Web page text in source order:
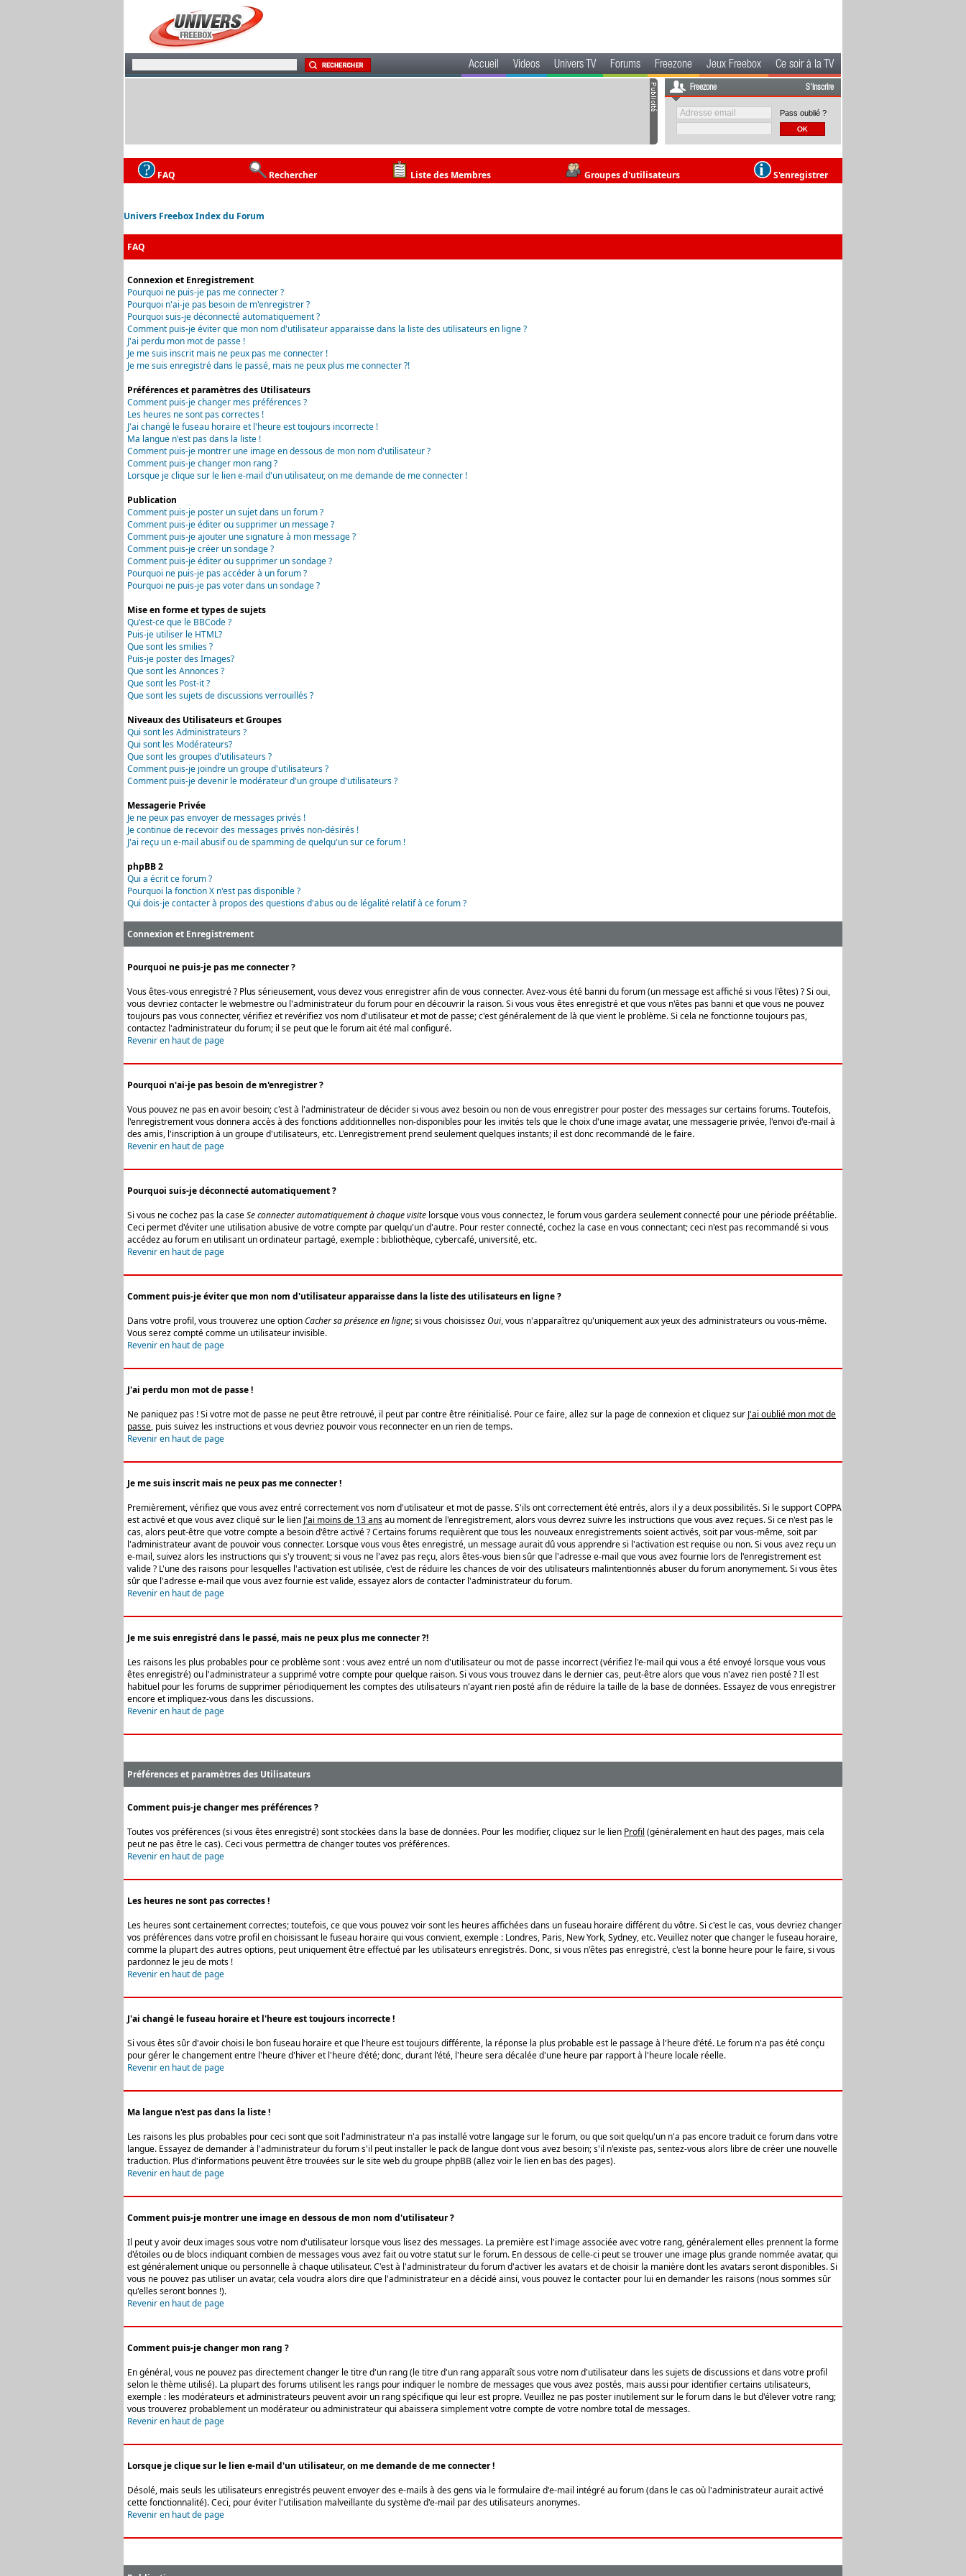
Accueil Videos Univers TV Forums Freezone Jeux Freebox Ce soir à la TV
Freezone S'inscrire
Pass oublié ?
FAQ Rechercher Liste des Membres Groupes d'utilisateurs S'enregistrer
Univers Freebox Index du Forum
FAQ
Connexion et Enregistrement
Pourquoi ne puis-je pas me connecter ?
Pourquoi n'ai-je pas besoin de m'enregistrer ?
Pourquoi suis-je déconnecté automatiquement ?
Comment puis-je éviter que mon nom d'utilisateur apparaisse dans la liste des utilisateurs en ligne ?
J'ai perdu mon mot de passe !
Je me suis inscrit mais ne peux pas me connecter !
Je me suis enregistré dans le passé, mais ne peux plus me connecter ?!
Préférences et paramètres des Utilisateurs
Comment puis-je changer mes préférences ?
Les heures ne sont pas correctes !
J'ai changé le fuseau horaire et l'heure est toujours incorrecte !
Ma langue n'est pas dans la liste !
Comment puis-je montrer une image en dessous de mon nom d'utilisateur ?
Comment puis-je changer mon rang ?
Lorsque je clique sur le lien e-mail d'un utilisateur, on me demande de me connecter !
Publication
Comment puis-je poster un sujet dans un forum ?
Comment puis-je éditer ou supprimer un message ?
Comment puis-je ajouter une signature à mon message ?
Comment puis-je créer un sondage ?
Comment puis-je éditer ou supprimer un sondage ?
Pourquoi ne puis-je pas accéder à un forum ?
Pourquoi ne puis-je pas voter dans un sondage ?
Mise en forme et types de sujets
Qu'est-ce que le BBCode ?
Puis-je utiliser le HTML?
Que sont les smilies ?
Puis-je poster des Images?
Que sont les Annonces ?
Que sont les Post-it ?
Que sont les sujets de discussions verrouillés ?
Niveaux des Utilisateurs et Groupes
Qui sont les Administrateurs ?
Qui sont les Modérateurs?
Que sont les groupes d'utilisateurs ?
Comment puis-je joindre un groupe d'utilisateurs ?
Comment puis-je devenir le modérateur d'un groupe d'utilisateurs ?
Messagerie Privée
Je ne peux pas envoyer de messages privés !
Je continue de recevoir des messages privés non-désirés !
J'ai reçu un e-mail abusif ou de spamming de quelqu'un sur ce forum !
phpBB 2
Qui a écrit ce forum ?
Pourquoi la fonction X n'est pas disponible ?
Qui dois-je contacter à propos des questions d'abus ou de légalité relatif à ce forum ?
Connexion et Enregistrement
Pourquoi ne puis-je pas me connecter ?
Vous êtes-vous enregistré ? Plus sérieusement, vous devez vous enregistrer afin de vous connecter. Avez-vous été banni du forum (un message est affiché si vous l'êtes) ? Si oui,
vous devriez contacter le webmestre ou l'administrateur du forum pour en découvrir la raison. Si vous vous êtes enregistré et que vous n'êtes pas banni et que vous ne pouvez
toujours pas vous connecter, vérifiez et revérifiez vos nom d'utilisateur et mot de passe; c'est généralement de là que vient le problème. Si cela ne fonctionne toujours pas,
contactez l'administrateur du forum; il se peut que le forum ait été mal configuré.
Revenir en haut de page
Pourquoi n'ai-je pas besoin de m'enregistrer ?
Vous pouvez ne pas en avoir besoin; c'est à l'administrateur de décider si vous avez besoin ou non de vous enregistrer pour poster des messages sur certains forums. Toutefois,
l'enregistrement vous donnera accès à des fonctions additionnelles non-disponibles pour les invités tels que le choix d'une image avatar, une messagerie privée, l'envoi d'e-mail à
des amis, l'inscription à un groupe d'utilisateurs, etc. L'enregistrement prend seulement quelques instants; il est donc recommandé de le faire.
Revenir en haut de page
Pourquoi suis-je déconnecté automatiquement ?
Si vous ne cochez pas la caseSe connecter automatiquement à chaque visite lorsque vous vous connectez, le forum vous gardera seulement connecté pour une période préétablie.
Ceci permet d'éviter une utilisation abusive de votre compte par quelqu'un d'autre. Pour rester connecté, cochez la case en vous connectant; ceci n'est pas recommandé si vous
accédez au forum en utilisant un ordinateur partagé, exemple : bibliothèque, cybercafé, université, etc.
Revenir en haut de page
Comment puis-je éviter que mon nom d'utilisateur apparaisse dans la liste des utilisateurs en ligne ?
Dans votre profil, vous trouverez une optionCacher sa présence en ligne; si vous choisissezOui, vous n'apparaîtrez qu'uniquement aux yeux des administrateurs ou vous-même.
Vous serez compté comme un utilisateur invisible.
Revenir en haut de page
J'ai perdu mon mot de passe !
Ne paniquez pas ! Si votre mot de passe ne peut être retrouvé, il peut par contre être réinitialisé. Pour ce faire, allez sur la page de connexion et cliquez sur J'ai oublié mon mot de
passe, puis suivez les instructions et vous devriez pouvoir vous reconnecter en un rien de temps.
Revenir en haut de page
Je me suis inscrit mais ne peux pas me connecter !
Premièrement, vérifiez que vous avez entré correctement vos nom d'utilisateur et mot de passe. S'ils ont correctement été entrés, alors il y a deux possibilités. Si le support COPPA
est activé et que vous avez cliqué sur le lien J'ai moins de 13 ansau moment de l'enregistrement, alors vous devrez suivre les instructions que vous avez reçues. Si ce n'est pas le
cas, alors peut-être que votre compte a besoin d'être activé ? Certains forums requièrent que tous les nouveaux enregistrements soient activés, soit par vous-même, soit par
l'administrateur avant de pouvoir vous connecter. Lorsque vous vous êtes enregistré, un message aurait dû vous apprendre si l'activation est requise ou non. Si vous avez reçu un
e-mail, suivez alors les instructions qui s'y trouvent; si vous ne l'avez pas reçu, alors êtes-vous bien sûr que l'adresse e-mail que vous avez fournie lors de l'enregistrement est
valide ? L'une des raisons pour lesquelles l'activation est utilisée, c'est de réduire les chances de voir des utilisateurs malintentionnés abuser du forum anonymement. Si vous êtes
sûr que l'adresse e-mail que vous avez fournie est valide, essayez alors de contacter l'administrateur du forum.
Revenir en haut de page
Je me suis enregistré dans le passé, mais ne peux plus me connecter ?!
Les raisons les plus probables pour ce problème sont : vous avez entré un nom d'utilisateur ou mot de passe incorrect (vérifiez l'e-mail qui vous a été envoyé lorsque vous vous
êtes enregistré) ou l'administrateur a supprimé votre compte pour quelque raison. Si vous vous trouvez dans le dernier cas, peut-être alors que vous n'avez rien posté ? Il est
habituel pour les forums de supprimer périodiquement les comptes des utilisateurs n'ayant rien posté afin de réduire la taille de la base de données. Essayez de vous enregistrer
encore et impliquez-vous dans les discussions.
Revenir en haut de page
Préférences et paramètres des Utilisateurs
Comment puis-je changer mes préférences ?
Toutes vos préférences (si vous êtes enregistré) sont stockées dans la base de données. Pour les modifier, cliquez sur le lien Profil (généralement en haut des pages, mais cela
peut ne pas être le cas). Ceci vous permettra de changer toutes vos préférences.
Revenir en haut de page
Les heures ne sont pas correctes !
Les heures sont certainement correctes; toutefois, ce que vous pouvez voir sont les heures affichées dans un fuseau horaire différent du vôtre. Si c'est le cas, vous devriez changer
vos préférences dans votre profil en choisissant le fuseau horaire qui vous convient, exemple : Londres, Paris, New York, Sydney, etc. Veuillez noter que changer le fuseau horaire,
comme la plupart des autres options, peut uniquement être effectué par les utilisateurs enregistrés. Donc, si vous n'êtes pas enregistré, c'est la bonne heure pour le faire, si vous
pardonnez le jeu de mots !
Revenir en haut de page
J'ai changé le fuseau horaire et l'heure est toujours incorrecte !
Si vous êtes sûr d'avoir choisi le bon fuseau horaire et que l'heure est toujours différente, la réponse la plus probable est le passage à l'heure d'été. Le forum n'a pas été conçu
pour gérer le changement entre l'heure d'hiver et l'heure d'été; donc, durant l'été, l'heure sera décalée d'une heure par rapport à l'heure locale réelle.
Revenir en haut de page
Ma langue n'est pas dans la liste !
Les raisons les plus probables pour ceci sont que soit l'administrateur n'a pas installé votre langage sur le forum, ou que soit quelqu'un n'a pas encore traduit ce forum dans votre
langue. Essayez de demander à l'administrateur du forum s'il peut installer le pack de langue dont vous avez besoin; s'il n'existe pas, sentez-vous alors libre de créer une nouvelle
traduction. Plus d'informations peuvent être trouvées sur le site web du groupe phpBB (allez voir le lien en bas des pages).
Revenir en haut de page
Comment puis-je montrer une image en dessous de mon nom d'utilisateur ?
Il peut y avoir deux images sous votre nom d'utilisateur lorsque vous lisez des messages. La première est l'image associée avec votre rang, généralement elles prennent la forme
d'étoiles ou de blocs indiquant combien de messages vous avez fait ou votre statut sur le forum. En dessous de celle-ci peut se trouver une image plus grande nommée avatar, qui
est généralement unique ou personnelle à chaque utilisateur. C'est à l'administrateur du forum d'activer les avatars et de choisir la manière dont les avatars seront disponibles. Si
vous ne pouvez pas utiliser un avatar, cela voudra alors dire que l'administrateur en a décidé ainsi, vous pouvez le contacter pour lui en demander les raisons (nous sommes sûr
qu'elles seront bonnes !).
Revenir en haut de page
Comment puis-je changer mon rang ?
En général, vous ne pouvez pas directement changer le titre d'un rang (le titre d'un rang apparaît sous votre nom d'utilisateur dans les sujets de discussions et dans votre profil
selon le thème utilisé). La plupart des forums utilisent les rangs pour indiquer le nombre de messages que vous avez postés, mais aussi pour identifier certains utilisateurs,
exemple : les modérateurs et administrateurs peuvent avoir un rang spécifique qui leur est propre. Veuillez ne pas poster inutilement sur le forum dans le but d'élever votre rang;
vous trouverez probablement un modérateur ou administrateur qui abaissera simplement votre compte de votre nombre total de messages.
Revenir en haut de page
Lorsque je clique sur le lien e-mail d'un utilisateur, on me demande de me connecter !
Désolé, mais seuls les utilisateurs enregistrés peuvent envoyer des e-mails à des gens via le formulaire d'e-mail intégré au forum (dans le cas où l'administrateur aurait activé
cette fonctionnalité). Ceci, pour éviter l'utilisation malveillante du système d'e-mail par des utilisateurs anonymes.
Revenir en haut de page